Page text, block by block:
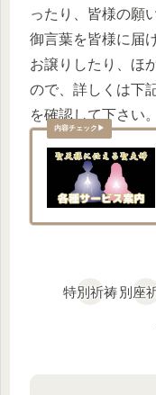
ったり、皆様の願
御言葉を皆様に届
お譲りしたり、ほ
ので、詳しくは下
を確認して下さい。
特別祈祷別座